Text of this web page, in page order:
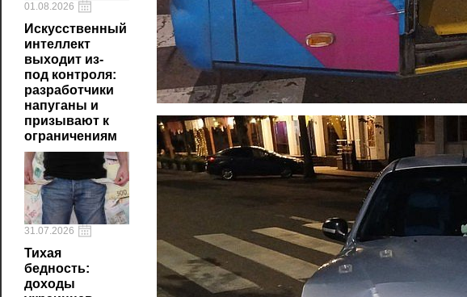
01.08.2026
Искусственный
интеллект
выходит из-
под контроля:
разработчики
напуганы и
призывают к
ограничениям
31.07.2026
Тихая
бедность:
доходы